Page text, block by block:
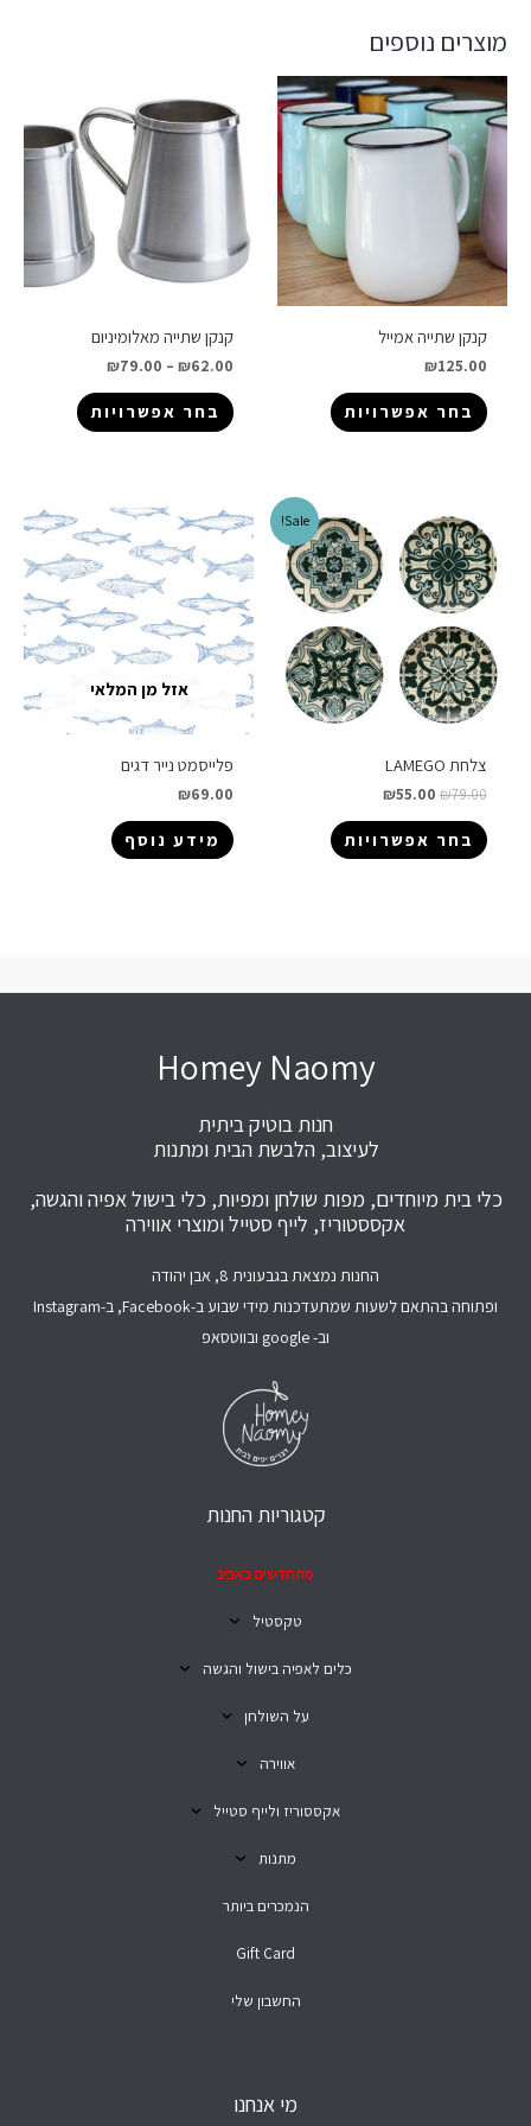
מוצרים נוספים
קנקן שתייה אמייל
₪125.00
בחר אפשרויות
קנקן שתייה מאלומיניום
₪62.00
–
₪79.00
בחר אפשרויות
Sale!
צלחת LAMEGO
₪79.00
₪55.00
בחר אפשרויות
אזל מן המלאי
פלייסמט נייר דגים
₪69.00
מידע נוסף
Homey Naomy
חנות בוטיק ביתית
לעיצוב, הלבשת הבית ומתנות
כלי בית מיוחדים, מפות שולחן ומפיות, כלי בישול אפיה והגשה,
אקססטוריז, לייף סטייל ומוצרי אווירה
החנות נמצאת בגבעונית 8, אבן יהודה
ופתוחה בהתאם לשעות שמתעדכנות מידי שבוע ב-Facebook, ב-Instagram
וב- google ובווטסאפ
קטגוריות החנות
מתחדשים באביב
טקסטיל
כלים לאפיה בישול והגשה
על השולחן
אווירה
אקססוריז ולייף סטייל
מתנות
הנמכרים ביותר
Gift Card
החשבון שלי
מי אנחנו